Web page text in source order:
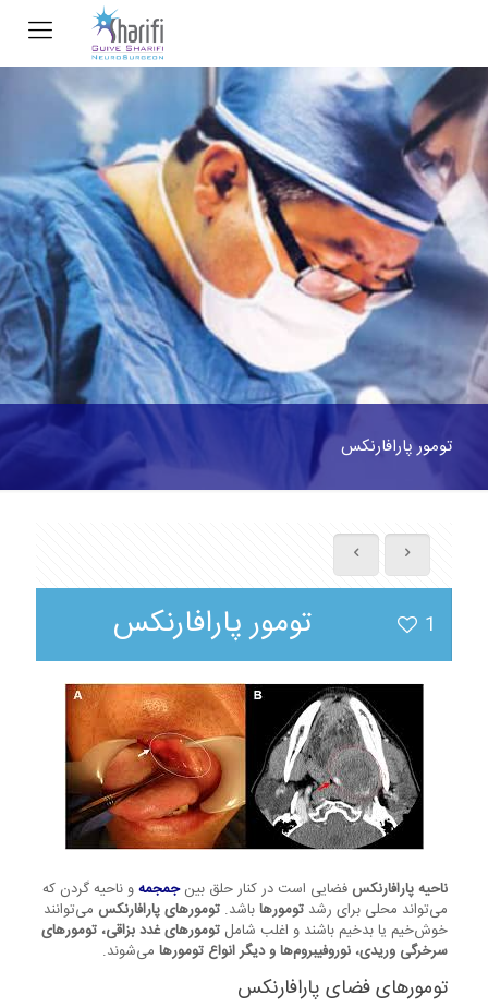
تومور پارافارنکس
1 تومور پارافارنکس
ناحیه پارافارنکس فضایی است در کنار حلق بینجمجمهو ناحیه گردن که
می‌تواند محلی برای رشد تومورهاباشد. تومورهای پارافارنکس می‌توانند
خوش‌خیم یا بدخیم باشند و اغلب شامل تومورهای غدد بزاقی، تومورهای
سرخرگی وریدی، نوروفیبروم‌ها و دیگر انواع تومورهامی‌شوند.
تومورهای فضای پارافارنکس